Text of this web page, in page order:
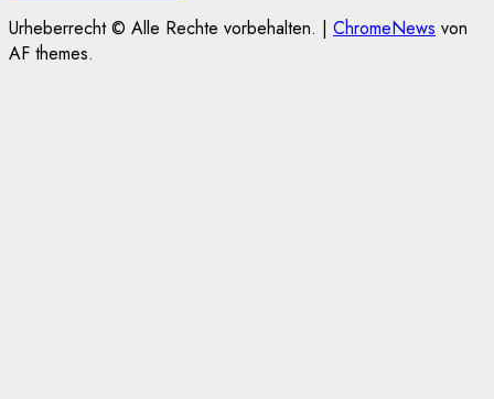
Urheberrecht © Alle Rechte vorbehalten. | ChromeNews von
AF themes.